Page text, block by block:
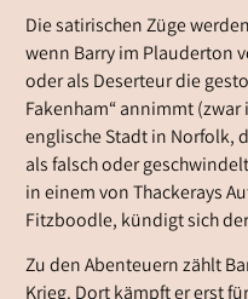
Die satirischen Züge
wenn Barry im Plauderton
oder als Deserteur die
Fakenham“ annimmt
englische Stadt in Norfolk,
als falsch oder
in einem von Thackerays
Fitzboodle, kündigt sich
Zu den Abenteuern zählt